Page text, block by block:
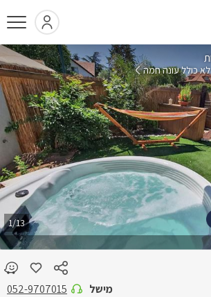
מישל 052-9707015
1/13
לא כולל עונה חמה